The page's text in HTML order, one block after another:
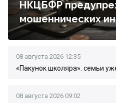
НКЦБФР
мошеннических
08 августа 2026 12:35
«Пакунок школяра»: семьи
08 августа 2026 09:02